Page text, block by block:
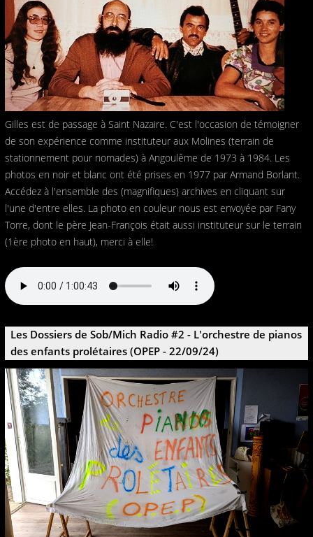
Gilles est de passage à Saint Nazaire. C'est l'occasion de témoigner
de son expérience comme instituteur aux Molines (terrain de
stationnement pour nomades) à Angoulême de 1973 à 1984. Les
photos en noir et blanc ont été prises en 1977 par Armand Borlant.
Accédez à l'ensemble des (magnifiques) archives en cliquant sur
l'une d'entre elles. La photo en couleur nous est envoyée par Fany
Torre, dont le père Jean-François était aussi instituteur sur le terrain
(1ère photo en haut), merci à elle!
Les Dossiers de Sob/Mich Radio #2 - L'orchestre de pianos
des enfants prolétaires (OPEP - 22/09/24)